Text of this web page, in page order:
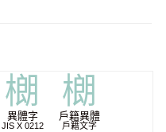
樃
異體字
JIS X 0212
樃
戶籍異體
戶籍文字